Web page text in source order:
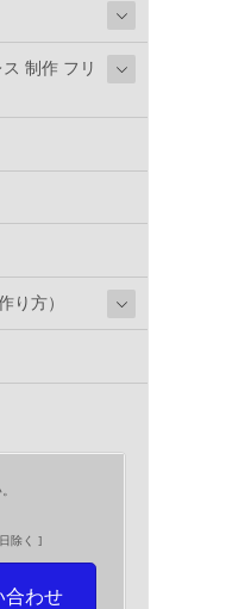
制作 フリ
り方）
除く ]
合わせ